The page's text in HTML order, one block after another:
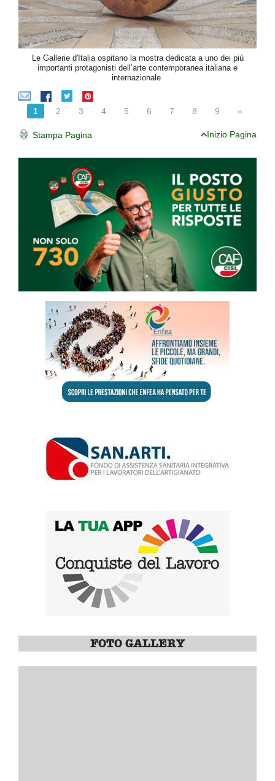
Le Gallerie d'Italia ospitano la mostra dedicata a uno dei più
importanti protagonisti dell’arte contemporanea italiana e
internazionale
1 2 3 4 5 6 7 8 9 »
Stampa Pagina Inizio Pagina
FOTO GALLERY